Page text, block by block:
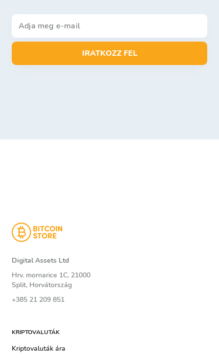
IRATKOZZ FEL
Digital Assets Ltd
Hrv. mornarice 1C, 21000
Split, Horvátország
+385 21 209 851
KRIPTOVALUTÁK
Kriptovaluták ára